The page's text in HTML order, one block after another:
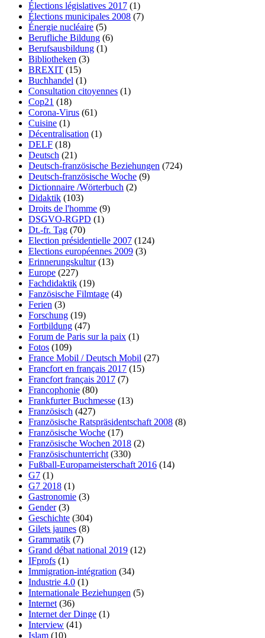
Élections législatives 2017 (1)
Élections municipales 2008 (7)
Énergie nucléaire (5)
Berufliche Bildung (6)
Berufsausbildung (1)
Bibliotheken (3)
BREXIT (15)
Buchhandel (1)
Consultation citoyennes (1)
Cop21 (18)
Corona-Virus (61)
Cuisine (1)
Décentralisation (1)
DELF (18)
Deutsch (21)
Deutsch-französische Beziehungen (724)
Deutsch-französische Woche (9)
Dictionnaire /Wörterbuch (2)
Didaktik (103)
Droits de l'homme (9)
DSGVO-RGPD (1)
Dt.-fr. Tag (70)
Election présidentielle 2007 (124)
Elections européennes 2009 (3)
Erinnerungskultur(13)
Europe (227)
Fachdidaktik (19)
Fanzösische Filmtage (4)
Ferien (3)
Forschung (19)
Fortbildung (47)
Forum de Paris sur la paix (1)
Fotos (109)
France Mobil / Deutsch Mobil (27)
Francfort en français 2017 (15)
Francfort français 2017 (7)
Francophonie (80)
Frankfurter Buchmesse (13)
Französisch (427)
Französische Ratspräsidentschaft 2008 (8)
Französische Woche (17)
Französische Wochen 2018 (2)
Französischunterricht (330)
Fußball-Europameisterschaft 2016 (14)
G7 (1)
G7 2018 (1)
Gastronomie (3)
Gender(3)
Geschichte (304)
Gilets jaunes (8)
Grammatik (7)
Grand débat national 2019 (12)
IFprofs (1)
Immigration-intégration (34)
Industrie 4.0 (1)
Internationale Beziehungen (5)
Internet (36)
Internet der Dinge (1)
Interview (41)
Islam (10)